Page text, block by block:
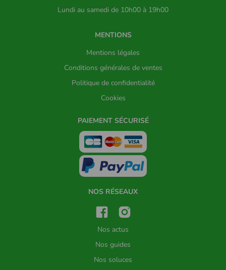
Lundi au samedi de 10h00 à 19h00
MENTIONS
Mentions légales
Conditions générales de ventes
Politique de confidentialité
Cookies
PAIEMENT SÉCURISÉ
NOS RÉSEAUX
Nos actus
Nos guides
Nos soluces